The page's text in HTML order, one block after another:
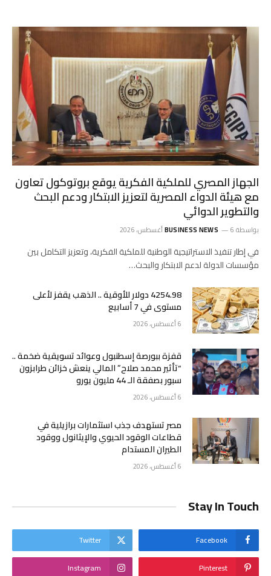
الجهاز المصري للملكية الفكرية يوقع بروتوكول تعاون
مع هيئة الدواء المصرية لتعزيز الابتكار ودعم البحث
والتطوير الدوائي
بواسطة BUSINESS NEWS 6 أغسطس، 2026
في إطار تنفيذ الاستراتيجية الوطنية للملكية الفكرية، وتعزيز التكامل بين
مؤسسات الدولة لدعم الابتكار والبحث…
4254.98 دولار للأوقية .. الذهب يقفز لأعلى
مستوى في 7 أسابيع
6 أغسطس، 2026
قفزة ببورصة إسطنبول وعوائد تسويقية ضخمة ..
“تأثير محمد صلاح” المالي ينعش خزائن طرابزون
سبور بصفقة الـ 44 مليون يورو
6 أغسطس، 2026
مصر تستهدف جذب استثمارات برازيلية في
قطاعات الوقود الحيوي والإيثانول ووقود
الطيران المستدام
6 أغسطس، 2026
Stay In Touch
Facebook
Twitter
Pinterest
Instagram